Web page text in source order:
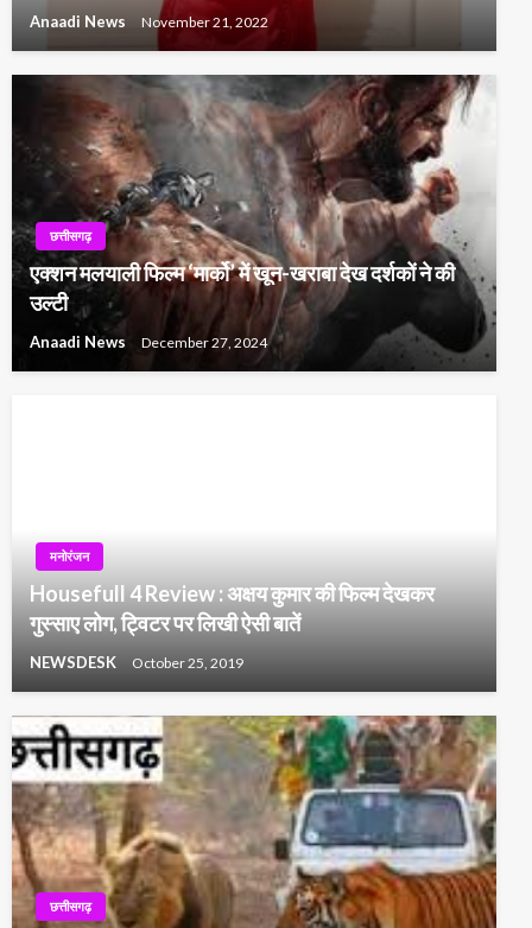
Anaadi News November 21, 2022
छत्तीसगढ़
एक्शन मलयाली फिल्म ‘मार्को’ में खून-खराबा देख दर्शकों ने की
उल्टी
Anaadi News December 27, 2024
मनोरंजन
Housefull 4 Review : अक्षय कुमार की फिल्म देखकर
गुस्साए लोग, ट्विटर पर लिखी ऐसी बातें
NEWSDESK October 25, 2019
छत्तीसगढ़